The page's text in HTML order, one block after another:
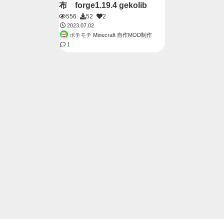
布 forge1.19.4 gekolib
556 52 2
2023.07.02
ポチモチ Minecraft 自作MOD制作
1